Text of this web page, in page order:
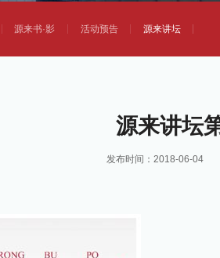
源来书·影 活动预告 源来讲坛
源来讲坛
发布时间：2018-06-04